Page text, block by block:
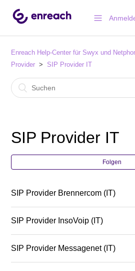
Enreach Help-Center für Swyx und
Provider
SIP Provider IT
SIP Provider IT
Folgen
SIP Provider Brennercom (IT)
SIP Provider InsoVoip (IT)
SIP Provider Messagenet (IT)